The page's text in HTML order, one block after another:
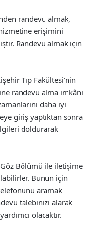
randevu almak,
erişimini
Randevu almak için
Tıp Fakültesi’nin
randevu alma imkânı
daha iyi
giriş yaptıktan sonra
doldurarak
Göz Bölümü ile iletişime
Bunun için
aramak
talebinizi alarak
olacaktır.